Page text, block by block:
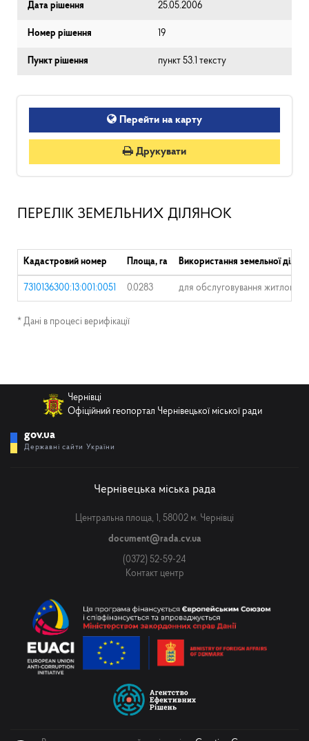
Дата рішення 25.05.2006
Номер рішення 19
Пункт рішення пункт 53.1 тексту
Перейти на карту
Друкувати
ПЕРЕЛІК ЗЕМЕЛЬНИХ ДІЛЯНОК
Кадастровий номер Площа, га Використання земельної
7310136300:13:001:0051 0.0283 для обслуговування
* Дані в процесі верифікації
Чернівці
Офіційний геопортал Чернівецької міської ради
gov.ua
Державні сайти України
Чернівецька міська рада
Центральна площа, 1, 58002 м. Чернівці
document@rada.cv.ua
(0372) 52-59-24
Контакт центр